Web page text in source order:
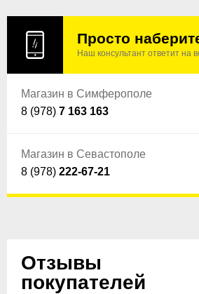
Просто
Наш консультант ответит на
Магазин в Симферополе
8 (978) 7 163 163
Магазин в Севастополе
8 (978) 222-67-21
Отзывы
покупателей